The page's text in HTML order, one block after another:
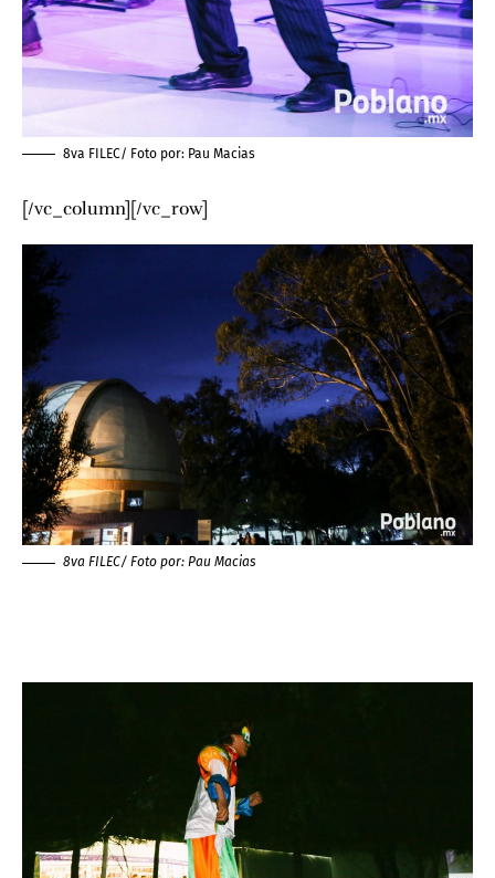
8va FILEC/ Foto por: Pau Macias
[/vc_column][/vc_row]
8va FILEC/ Foto por: Pau Macias